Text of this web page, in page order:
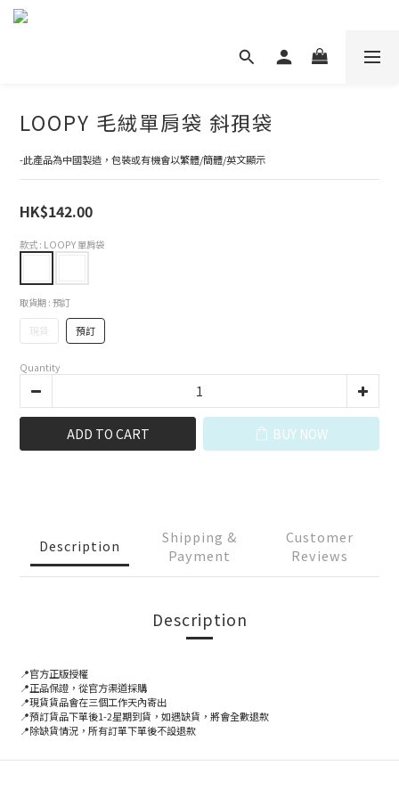
LOOPY 毛絨單肩袋 斜孭袋
-此產品為中國製造，包裝或有機會以繁體/簡體/英文顯示
HK$142.00
款式 : LOOPY 單肩袋
取貨期 : 預訂
現貨 預訂
Quantity
ADD TO CART BUY NOW
Description
Shipping &
Payment
Customer
Reviews
Description
📍官方正版授權
📍正品保證，從官方渠道採購
📍現貨貨品會在三個工作天內寄出
📍預訂貨品下單後1-2星期到貨，如遇缺貨，將會全數退款
📍除缺貨情況，所有訂單下單後不設退款